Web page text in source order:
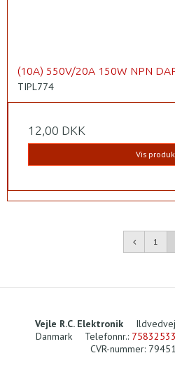
(10A) 550V/20A 150W NPN
TIPL774
12,00 DKK
Vis
1
Vejle R.C. Elektronik
Danmark
Telefonnr.: 75832533
CVR-nummer: